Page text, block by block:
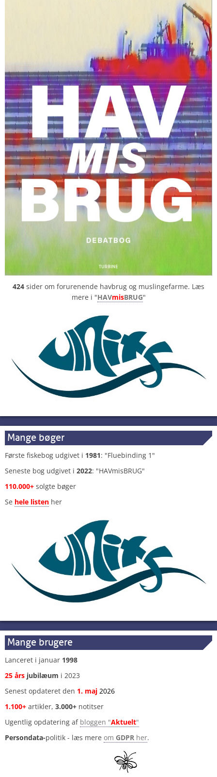
424 sider om forurenende havbrug og muslingefarme. Læs
mere i "HAVmisBRUG"
Mange bøger
Første fiskebog udgivet i 1981: "Fluebinding 1"
Seneste bog udgivet i 2022: "HAVmisBRUG"
110.000+ solgte bøger
Se hele listen her
Mange brugere
Lanceret i januar 1998
25 års jubilæum i 2023
Senest opdateret den 1. maj 2026
1.100+ artikler, 3.000+ notitser
Ugentlig opdatering af bloggen "Aktuelt"
Persondata-politik - læs mere om GDPR her.